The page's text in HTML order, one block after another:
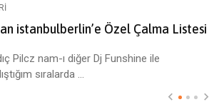
istanbulberlin’e Özel Çalma Listesi
Pilcz nam-ı diğer Dj Funshine ile
sıralarda ...